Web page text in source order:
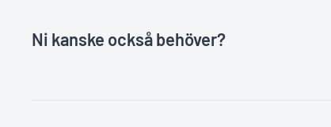
Ni kanske också behöver?